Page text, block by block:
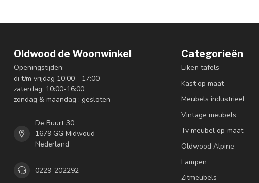
Oldwood de Woonwinkel
Openingstijden:
di t/m vrijdag 10:00 - 17:00
zaterdag: 10:00-16:00
zondag & maandag : gesloten
De Buurt 30
1679 GG Midwoud
Nederland
0229-202292
Categorieën
Eiken tafels
Kast op maat
Meubels industrieel
Vintage meubels
Tv meubel op maat
Oldwood Alpine
Lampen
Zitmeubels